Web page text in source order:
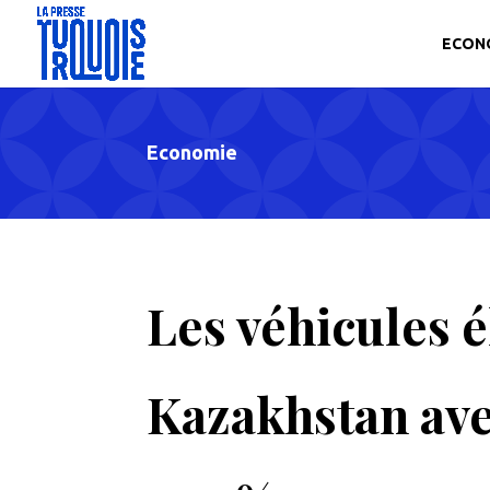
Economie
Les véhicules
Kazakhstan